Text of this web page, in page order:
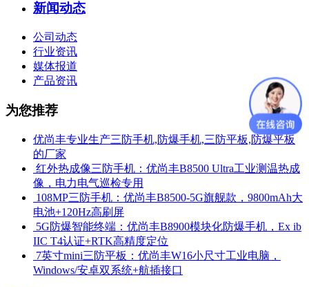
新闻动态
公司动态
行业资讯
媒体报道
产品资讯
为您推荐
优尚丰专业生产三防手机,防爆手机,三防平板,防爆平板
的厂家
​ 红外热成像三防手机：优尚丰B8500 Ultra工业测温热成
像，电力电气巡检专用
​ 108MP三防手机：优尚丰B8500-5G旗舰款，9800mAh大
电池+120Hz高刷屏
​ 5G防爆智能终端：优尚丰B8900模块化防爆手机，Ex ib
IIC T4认证+RTK高精度定位
​ 7英寸mini三防平板：优尚丰W16小尺寸工业电脑，
Windows/安卓双系统+航插接口